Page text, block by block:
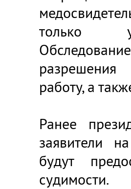
только
работу, а
Ранее
заявители
будут
судимости.